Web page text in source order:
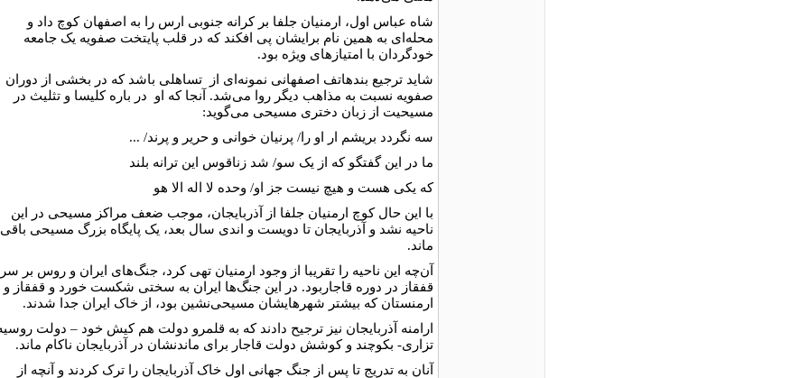
شاه عباس اول، ارمنیان جلفا بر کرانه جنوبى ارس را به اصفهان کوچ داد و
محله‌اى به همین نام برایشان پى افکند که در قلب پایتخت صفویه یک جامعه
خودگردان با امتیازهاى ویژه بود.
شاید ترجیع بند‌هاتف اصفهانی نمونه‌ای از تساهلی باشد که در بخشى از دوران
صفویه نسبت به مذاهب دیگر روا می‌شد. آنجا که او در باره کلیسا و تثلیث در
مسیحیت از زبان دختری مسیحی می‌گويد:
سه نگردد بریشم ار او را/ پرنیان خوانی و حریر و پرند/ ...
ما در این گفتگو که از یک سو/ شد زناقوس این ترانه بلند
که یکی هست و هیچ نیست جز او/ وحده لا اله الا هو
با این حال کوچ ارمنیان جلفا از آذربایجان، موجب ضعف مراکز مسیحى در این
ناحیه نشد و آذربایجان تا دویست و اندى سال بعد، یک پایگاه بزرگ مسیحى باقى
ماند.
آن‌چه این ناحیه را تقریبا از وجود ارمنیان تهى کرد، جنگ‌هاى ایران و روس بر سر
قفقاز در دوره قاجاربود. در این جنگ‌ها ایران به سختى شکست خورد و قفقاز و
ارمنستان که بیشتر شهرهایشان مسیحى‌نشین بود، از خاک ایران جدا شدند.
ارامنه آذربایجان نیز ترجیح دادند که به قلمرو دولت هم کیش خود – دولت
تزارى- بکوچند و کوشش دولت قاجار براى ماندنشان در آذربایجان ناکام ماند.
آنان به تدریج تا پس از جنگ جهانى اول خاک آذربایجان را ترک کردند و آنچه از